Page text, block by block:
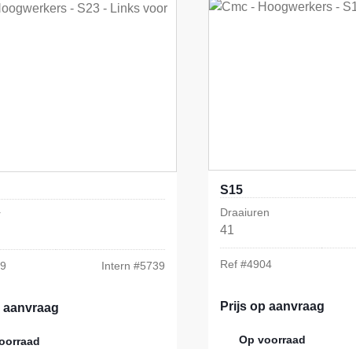
Intern #5739
aanvraag
S15
Draaiuren
41
Ref #4904
Prijs op aanvraag
Op voorraad